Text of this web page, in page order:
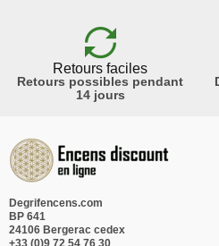
Retours faciles
Retours possibles pendant
14 jours
Degrifencens.com
BP 641
24106 Bergerac cedex